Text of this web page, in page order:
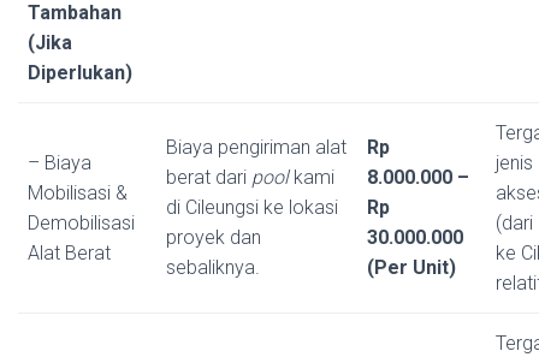
Tambahan
(Jika
Diperlukan)
– Biaya
Mobilisasi &
Demobilisasi
Alat Berat
Biaya pengiriman alat
berat dari poolkami
di Cileungsi ke lokasi
proyek dan
sebaliknya.
Rp
8.000.000 –
Rp
30.000.000
(Per Unit)
jenis
(dari
ke